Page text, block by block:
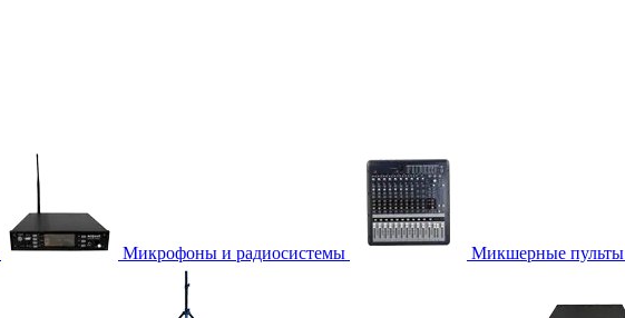
Микрофоны и радиосистемы Микшерные пульты